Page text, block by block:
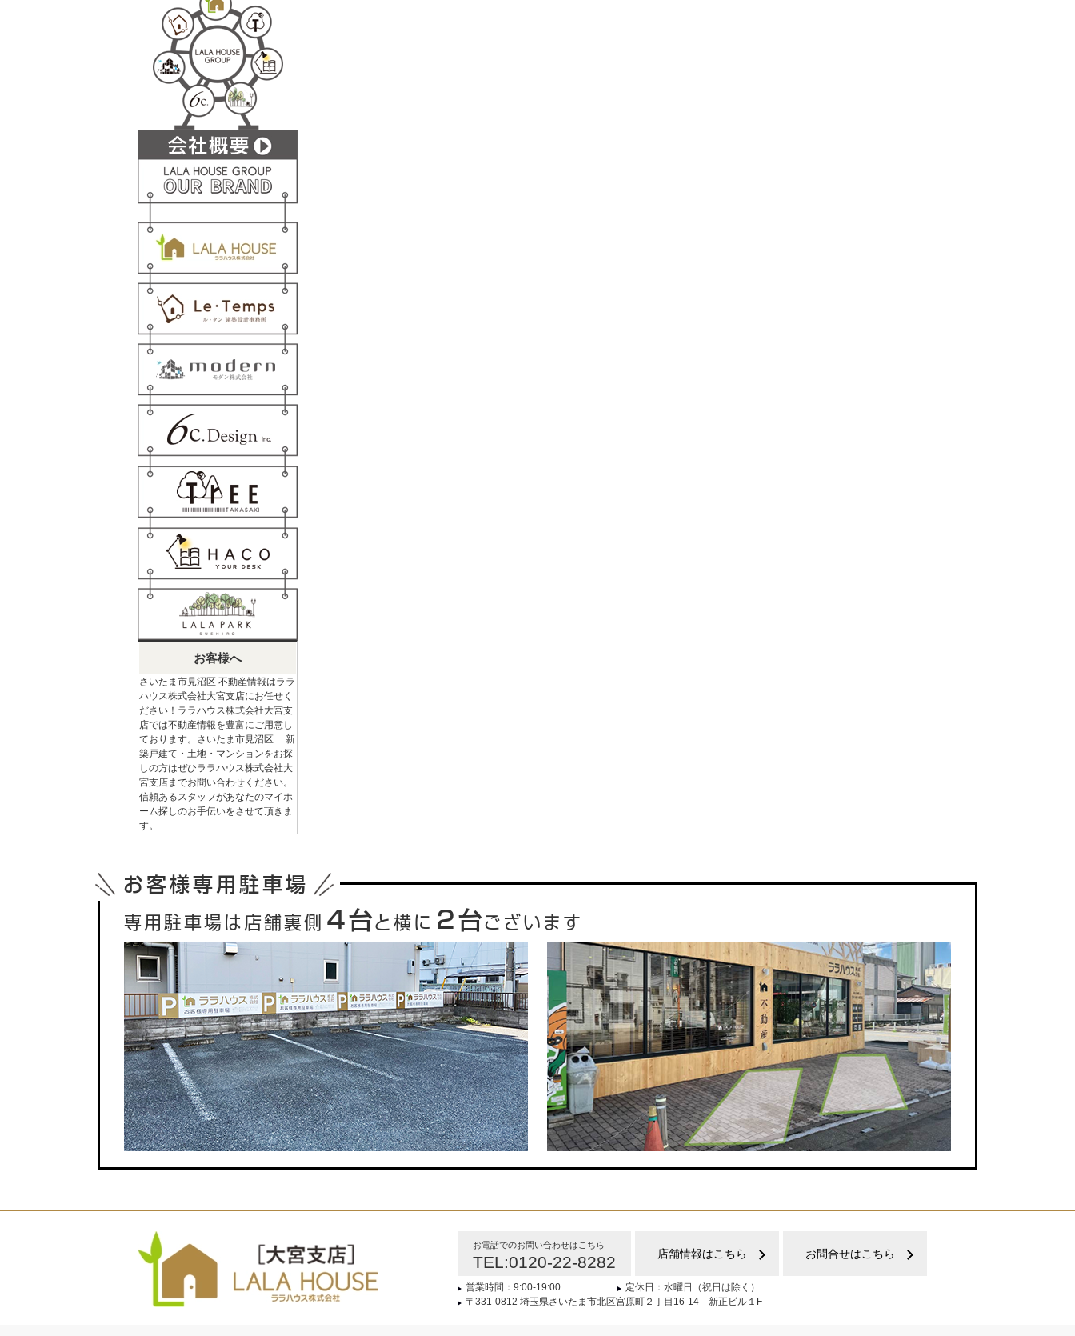
お客様へ
さいたま市見沼区 不動産情報はララ
ハウス株式会社大宮支店にお任せく
ださい！ララハウス株式会社大宮支
店では不動産情報を豊富にご用意し
ております。さいたま市見沼区 新
築戸建て・土地・マンションをお探
しの方はぜひララハウス株式会社大
宮支店までお問い合わせください。
信頼あるスタッフがあなたのマイホ
ーム探しのお手伝いをさせて頂きま
す。
お客様専用駐車場
専用駐車場は店舗裏側 ４台と横に ２台ございます
お電話でのお問い合わせはこちら
TEL:0120-22-8282 店舗情報はこちら お問合せはこちら
営業時間：9:00-19:00
定休日：水曜日（祝日は除く）
〒331-0812 埼玉県さいたま市北区宮原町２丁目16-14 新正ビル１F